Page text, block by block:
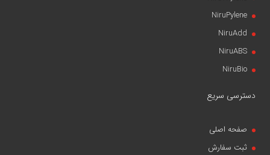
NiruPylene
NiruAdd
NiruABS
NiruBio
دسترسی سریع
صفحه اصلی
ثبت سفارش